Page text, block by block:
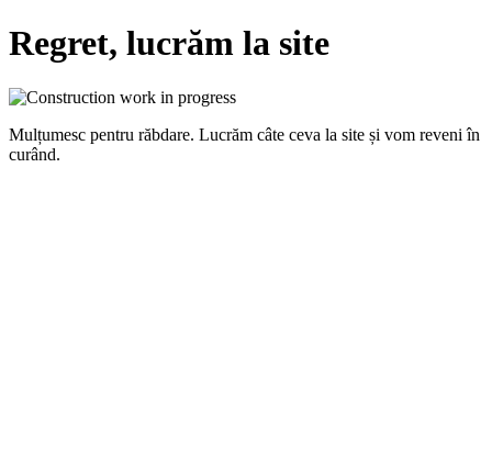
Regret, lucrăm la site
Mulțumesc pentru răbdare. Lucrăm câte ceva la site și vom reveni în
curând.